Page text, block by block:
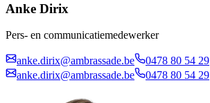
Anke Dirix
Pers- en communicatiemedewerker
anke.dirix@ambrassade.be
0478 80 54 29
anke.dirix@ambrassade.be
0478 80 54 29